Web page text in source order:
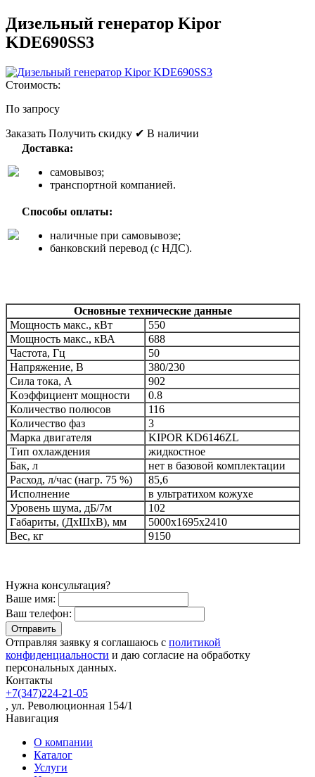
Дизельный генератор Kipor
KDE690SS3
Стоимость:
По запросу
Заказать Получить скидку ✔ В наличии
Доставка:
самовывоз;
транспортной компанией.
Способы оплаты:
наличные при самовывозе;
банковский перевод (с НДС).
Основные технические данные
Мощность макс., кВт
550
Мощность макс., кВА
688
Частота, Гц
50
Напряжение, В
380/230
Сила тока, А
902
Kоэффициент мощности
0.8
Количество полюсов
116
Количество фаз
3
Марка двигателя
KIPOR KD6146ZL
Тип охлаждения
жидкостное
Бак, л
нет в базовой комплектации
Расход, л/час (нагр. 75 %)
85,6
Исполнение
в ультратихом кожухе
Уровень шума, дБ/7м
102
Габариты, (ДхШхВ), мм
5000х1695х2410
Вес, кг
9150
Нужна консультация?
Ваше имя:
Ваш телефон:
Отправляя заявку я соглашаюсь с политикой
конфиденциальности и даю согласие на обработку
персональных данных.
Контакты
+7(347)224-21-05
, ул. Революционная 154/1
Навигация
О компании
Каталог
Услуги